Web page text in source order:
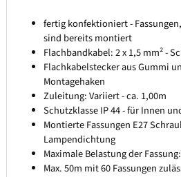
fertig konfektioniert -
sind bereits montiert
Flachbandkabel: 2 x 1,5 mm² -
Flachkabelstecker aus Gummi
Montagehaken
Zuleitung: Variiert - ca. 1,00m
Schutzklasse IP 44 - für Innen
Montierte Fassungen E27
Lampendichtung
Maximale Belastung der
Max. 50m mit 60 Fassungen